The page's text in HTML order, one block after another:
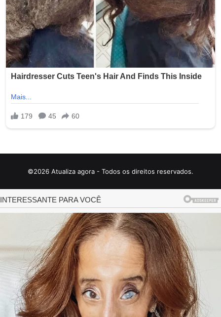
©2026 Atualiza agora - Todos os direitos reservados.